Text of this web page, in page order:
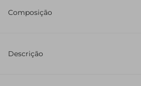
Composição
Descrição